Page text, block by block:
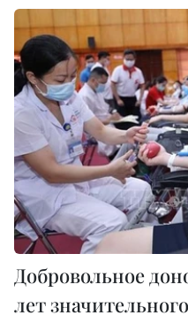
Добровольное
лет